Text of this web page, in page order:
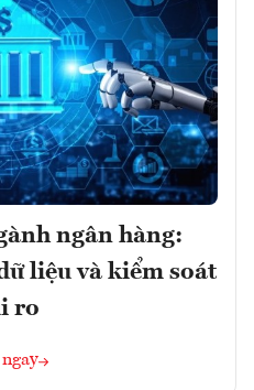
ngân hàng:
liệu và kiểm soát
ro